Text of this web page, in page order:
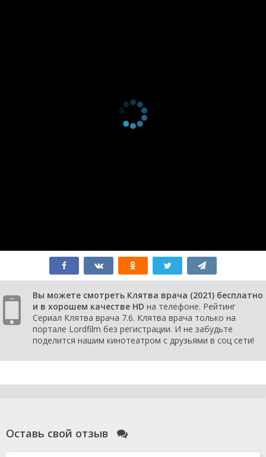
сезон
11
8
серия
1
сезон
7
серия
1
сезон
серия
сезон
сезон
4
Вы можете смотреть Клятва врача (2021) бесплатно
и в хорошем качестве HD на телефоне. Рейтинг
Сериал Клятва врача 7.6. Клятва врача только на
портале Lordfilm без регистрации. И не забудьте
поделится нашим кинотеатром с друзьями в соц сети!
Оставь свой отзыв